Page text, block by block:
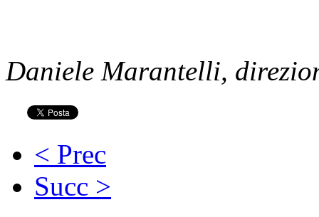
Daniele Marantelli,
< Prec
Succ >